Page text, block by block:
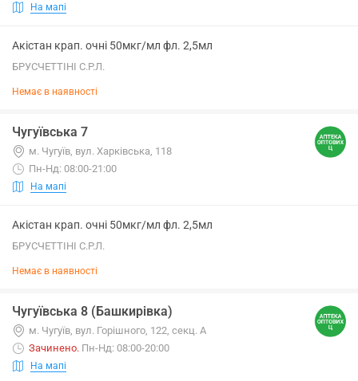
На мапі
Акістан крап. очні 50мкг/мл фл. 2,5мл
БРУСЧЕТТІНІ С.Р.Л.
Немає в наявності
Чугуївська 7
м. Чугуїв, вул. Харківська, 118
Пн-Нд: 08:00-21:00
На мапі
Акістан крап. очні 50мкг/мл фл. 2,5мл
БРУСЧЕТТІНІ С.Р.Л.
Немає в наявності
Чугуївська 8 (Башкирівка)
м. Чугуїв, вул. Горішного, 122, секц. А
Зачинено. Пн-Нд: 08:00-20:00
На мапі